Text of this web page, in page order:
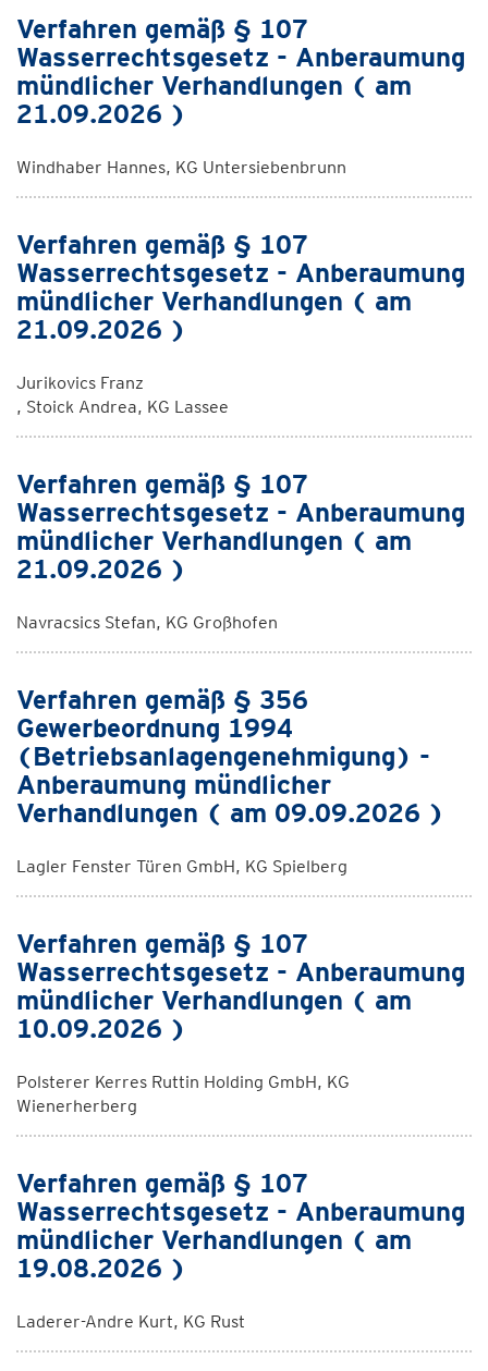
Verfahren gemäß § 107
Wasserrechtsgesetz - Anberaumung
mündlicher Verhandlungen ( am
21.09.2026 )
Windhaber Hannes, KG Untersiebenbrunn
Verfahren gemäß § 107
Wasserrechtsgesetz - Anberaumung
mündlicher Verhandlungen ( am
21.09.2026 )
Jurikovics Franz
, Stoick Andrea, KG Lassee
Verfahren gemäß § 107
Wasserrechtsgesetz - Anberaumung
mündlicher Verhandlungen ( am
21.09.2026 )
Navracsics Stefan, KG Großhofen
Verfahren gemäß § 356
Gewerbeordnung 1994
(Betriebsanlagengenehmigung) -
Anberaumung mündlicher
Verhandlungen ( am 09.09.2026 )
Lagler Fenster Türen GmbH, KG Spielberg
Verfahren gemäß § 107
Wasserrechtsgesetz - Anberaumung
mündlicher Verhandlungen ( am
10.09.2026 )
Polsterer Kerres Ruttin Holding GmbH, KG
Wienerherberg
Verfahren gemäß § 107
Wasserrechtsgesetz - Anberaumung
mündlicher Verhandlungen ( am
19.08.2026 )
Laderer-Andre Kurt, KG Rust